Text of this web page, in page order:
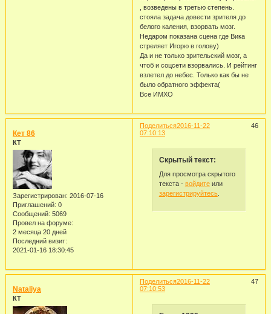
, возведены в третью степень.
стояла задача довести зрителя до
белого каления, взорвать мозг.
Недаром показана сцена где Вика
стреляет Игорю в голову)
Да и не только зрительский мозг, а
чтоб и соцсети взорвались. И рейтинг
взлетел до небес. Только как бы не
было обратного эффекта(
Все ИМХО
Поделиться 46
2016-11-22
07:10:13
Кет 86
КТ
Зарегистрирован: 2016-07-16
Приглашений: 0
Сообщений: 5069
Провел на форуме:
2 месяца 20 дней
Последний визит:
2021-01-16 18:30:45
Скрытый текст:
Для просмотра скрытого
текста - войдитеили
зарегистрируйтесь.
Поделиться 47
2016-11-22
07:10:53
Nataliya
КТ